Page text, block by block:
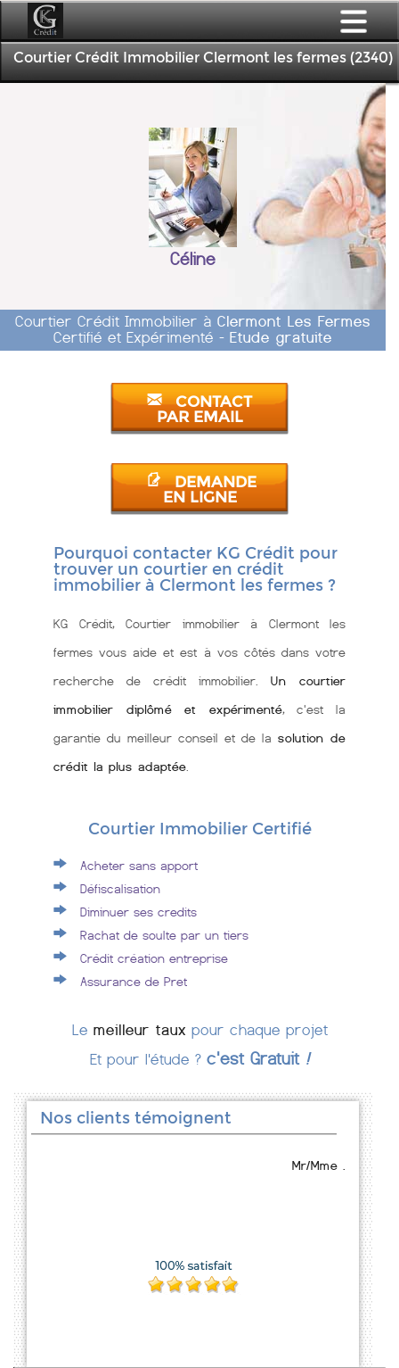
Courtier Crédit Immobilier Clermont les fermes (2340)
Céline
Courtier Crédit Immobilier à Clermont Les Fermes
Certifié et Expérimenté - Etude gratuite
CONTACT
PAR EMAIL
DEMANDE
EN LIGNE
Pourquoi contacter KG Crédit pour
trouver un courtier en crédit
immobilier à Clermont les fermes ?
KG Crédit, Courtier immobilier à Clermont les
fermes vous aide et est à vos côtés dans votre
recherche de crédit immobilier. Un courtier
immobilier diplômé et expérimenté, c'est la
garantie du meilleur conseil et de la solution de
crédit la plus adaptée
Courtier Immobilier Certifié
Acheter sans apport
Défiscalisation
Diminuer ses credits
Rachat de soulte par un tiers
Crédit création entreprise
Assurance de Pret
Le meilleur taux pour chaque projet
Et pour l'étude ? c'est Gratuit !
Nos clients témoignent
Mr/Mme .